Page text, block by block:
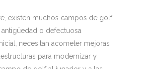
existen muchos campos de golf
o defectuosa
necesitan acometer mejoras
para modernizar y